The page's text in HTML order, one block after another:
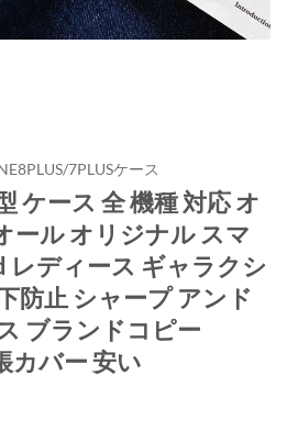
7PLUSケース
ケース 全 機種 対応 オ
ール オリジナル スマ
レディース ギャラクシ
防止 シャープ アンド
ブランドコピー
カバー 安い